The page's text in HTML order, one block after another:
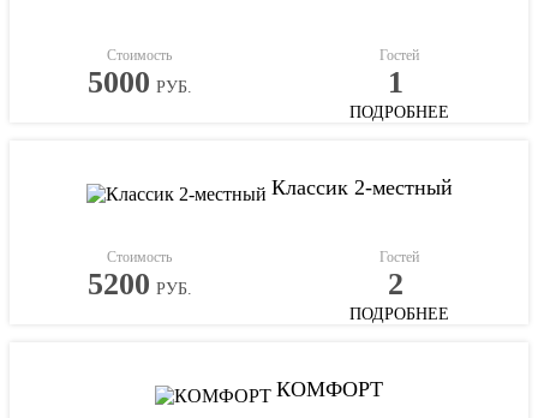
Стоимость
5000 РУБ.
Гостей
1
ПОДРОБНЕЕ
Классик 2-местный
Стоимость
5200 РУБ.
Гостей
2
ПОДРОБНЕЕ
КОМФОРТ